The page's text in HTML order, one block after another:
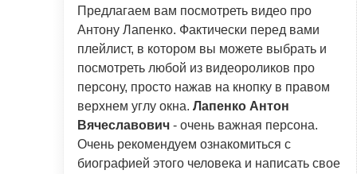
Предлагаем вам посмотреть видео про
Антону Лапенко. Фактически перед вами
плейлист, в котором вы можете выбрать и
посмотреть любой из видеороликов про
персону, просто нажав на кнопку в правом
верхнем углу окна. Лапенко Антон
Вячеславович - очень важная персона.
Очень рекомендуем ознакомиться с
биографией этого человека и написать свое